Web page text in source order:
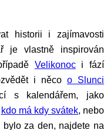
historii i zajímavosti
je vlastně inspirován
Velikonoci fází
i něco o Slunci
s kalendářem, jako
kdo má kdy svátek, nebo
bylo za den, najdete na